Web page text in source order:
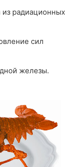
радиационных
сил
железы.